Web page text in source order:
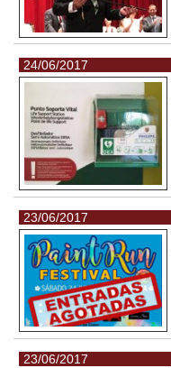
24/06/2017
23/06/2017
23/06/2017